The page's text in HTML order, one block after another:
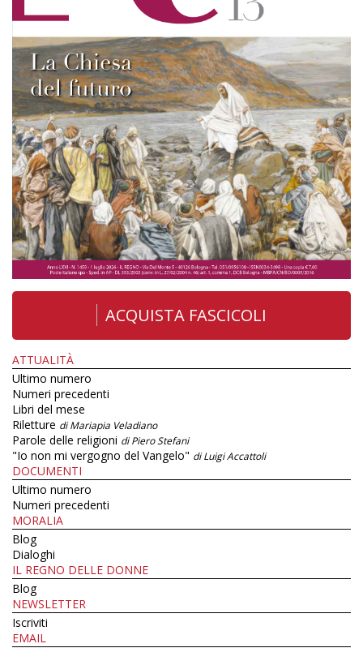
ACQUISTA FASCICOLI
ATTUALITÀ
Ultimo numero
Numeri precedenti
Libri del mese
Riletture di Mariapia Veladiano
Parole delle religioni di Piero Stefani
"Io non mi vergogno del Vangelo" di Luigi Accattoli
DOCUMENTI
Ultimo numero
Numeri precedenti
MORALIA
Blog
Dialoghi
IL REGNO DELLE DONNE
Blog
NEWSLETTER
Iscriviti
EMAIL